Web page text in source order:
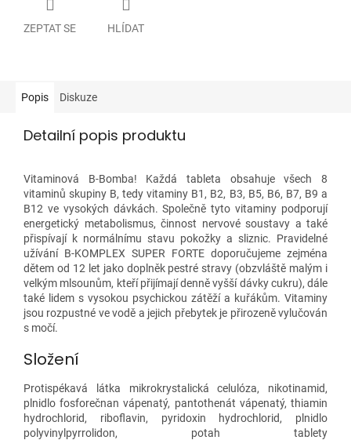
ZEPTAT SE HLÍDAT
Popis Diskuze
Detailní popis produktu
Vitaminová B-Bomba! Každá tableta obsahuje všech 8
vitaminů skupiny B, tedy vitaminy B1, B2, B3, B5, B6, B7, B9 a
B12 ve vysokých dávkách. Společně tyto vitaminy podporují
energetický metabolismus, činnost nervové soustavy a také
přispívají k normálnímu stavu pokožky a sliznic. Pravidelné
užívání B-KOMPLEX SUPER FORTE doporučujeme zejména
dětem od 12 let jako doplněk pestré stravy (obzvláště malým i
velkým mlsounům, kteří přijímají denně vyšší dávky cukru), dále
také lidem s vysokou psychickou zátěží a kuřákům. Vitaminy
jsou rozpustné ve vodě a jejich přebytek je přirozeně vylučován
s močí.
Složení
Protispékavá látka mikrokrystalická celulóza, nikotinamid,
plnidlo fosforečnan vápenatý, pantothenát vápenatý, thiamin
hydrochlorid, riboflavin, pyridoxin hydrochlorid, plnidlo
polyvinylpyrrolidon, potah tablety